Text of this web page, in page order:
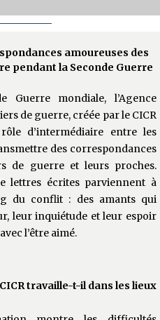
amoureuses des
pendant la Seconde Guerre
Guerre mondiale, l’Agence
de guerre, créée par le CICR
d’intermédiaire entre les
des correspondances
de guerre et leurs proches.
lettres écrites parviennent à
du conflit : des amants qui
leur inquiétude et leur espoir
l’être aimé.
travaille-t-il dans les lieux